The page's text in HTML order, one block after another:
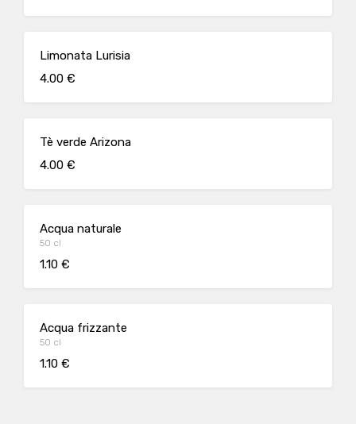
Limonata Lurisia
4.00 €
Tè verde Arizona
4.00 €
Acqua naturale
50 cl
1.10 €
Acqua frizzante
50 cl
1.10 €